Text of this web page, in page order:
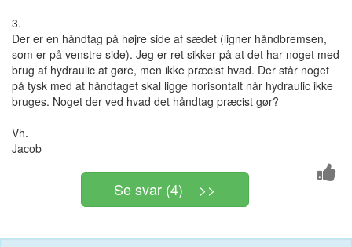
3.
Der er en håndtag på højre side af sædet (ligner håndbremsen,
som er på venstre side). Jeg er ret sikker på at det har noget med
brug af hydraulic at gøre, men ikke præcist hvad. Der står noget
på tysk med at håndtaget skal ligge horisontalt når hydraulic ikke
bruges. Noget der ved hvad det håndtag præcist gør?
Vh.
Jacob
Se svar (4) >>